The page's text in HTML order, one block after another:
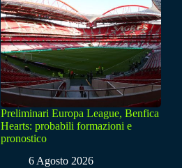
Preliminari Europa League, Benfica
Hearts: probabili formazioni e
pronostico
6 Agosto 2026